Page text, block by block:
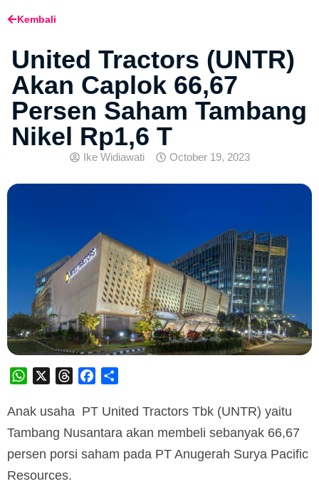
Kembali
United Tractors (UNTR)
Akan Caplok 66,67
Persen Saham Tambang
Nikel Rp1,6 T
Ike Widiawati October 19, 2023
WhatsApp ThreadsFacebook
Anak usaha PT United Tractors Tbk (UNTR) yaitu
Tambang Nusantara akan membeli sebanyak 66,67
persen porsi saham pada PT Anugerah Surya Pacific
Resources.